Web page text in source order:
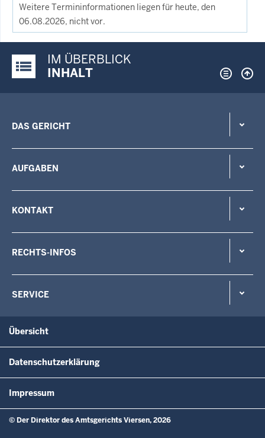
Weitere Termininformationen liegen für heute, den
06.08.2026, nicht vor.
Justiz-Portal im Überblick:
IM ÜBERBLICK
INHALT
DAS GERICHT
AUFGABEN
KONTAKT
RECHTS-INFOS
SERVICE
Übersicht
Datenschutzerklärung
Impressum
© Der Direktor des Amtsgerichts Viersen, 2026